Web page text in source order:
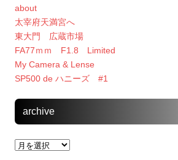
about
太宰府天満宮へ
東大門 広蔵市場
FA77ｍｍ F1.8 Limited
My Camera & Lense
SP500 de ハニーズ #1
archive
archive